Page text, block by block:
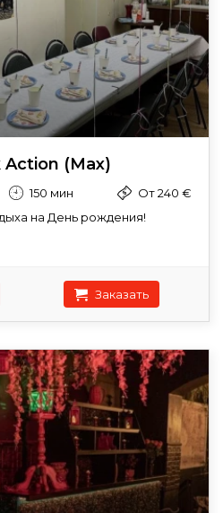
(Max)
150 мин
От 240 €
на День рождения!
Заказать